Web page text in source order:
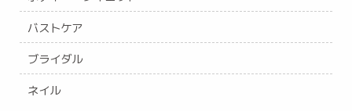
バストケア
ブライダル
ネイル